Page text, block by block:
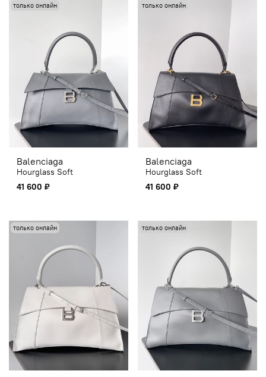
только онлайн
Balenciaga
Hourglass Soft
41 600 ₽
только онлайн
Balenciaga
Hourglass Soft
41 600 ₽
только онлайн только онлайн